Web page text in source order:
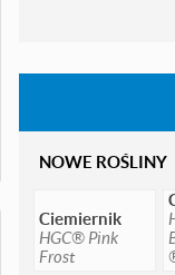
NOWE ROŚLINY
Ciemiernik
HGC® Pink
Frost